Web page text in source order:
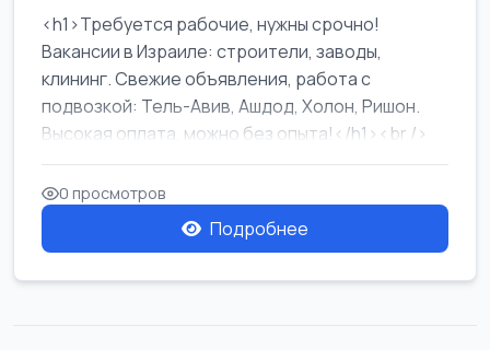
<h1>Требуется рабочие, нужны срочно!
Вакансии в Израиле: строители, заводы,
клининг. Свежие объявления, работа с
подвозкой: Тель-Авив, Ашдод, Холон, Ришон.
Высокая оплата, можно без опыта!</h1><br />
...
0 просмотров
Подробнее